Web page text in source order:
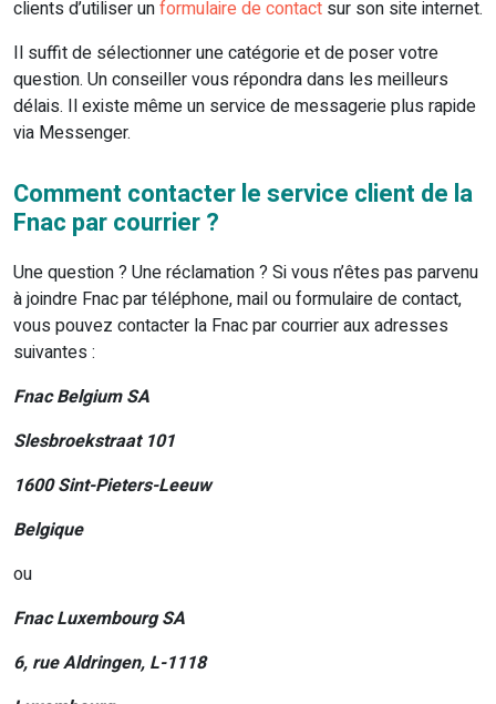
clients d’utiliser unformulaire de contact sur son site internet.
Il suffit de sélectionner une catégorie et de poser votre
question. Un conseiller vous répondra dans les meilleurs
délais. Il existe même un service de messagerie plus rapide
via Messenger.
Comment contacter le service client de la
Fnac par courrier ?
Une question ? Une réclamation ? Si vous n’êtes pas parvenu
à joindre Fnac par téléphone, mail ou formulaire de contact,
vous pouvez contacter la Fnac par courrier aux adresses
suivantes :
Fnac Belgium SA
Slesbroekstraat 101
1600 Sint-Pieters-Leeuw
Belgique
ou
Fnac Luxembourg SA
6, rue Aldringen, L-1118